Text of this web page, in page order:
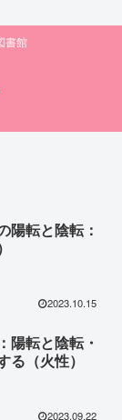
書館
陽転と陰転：
2023.10.15
陽転と陰転・
る（火性）
2023.09.22